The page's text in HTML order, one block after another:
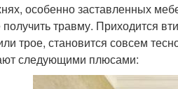
особенно заставленных
травму. Приходится
трое, становится совсем
следующими плюсами: